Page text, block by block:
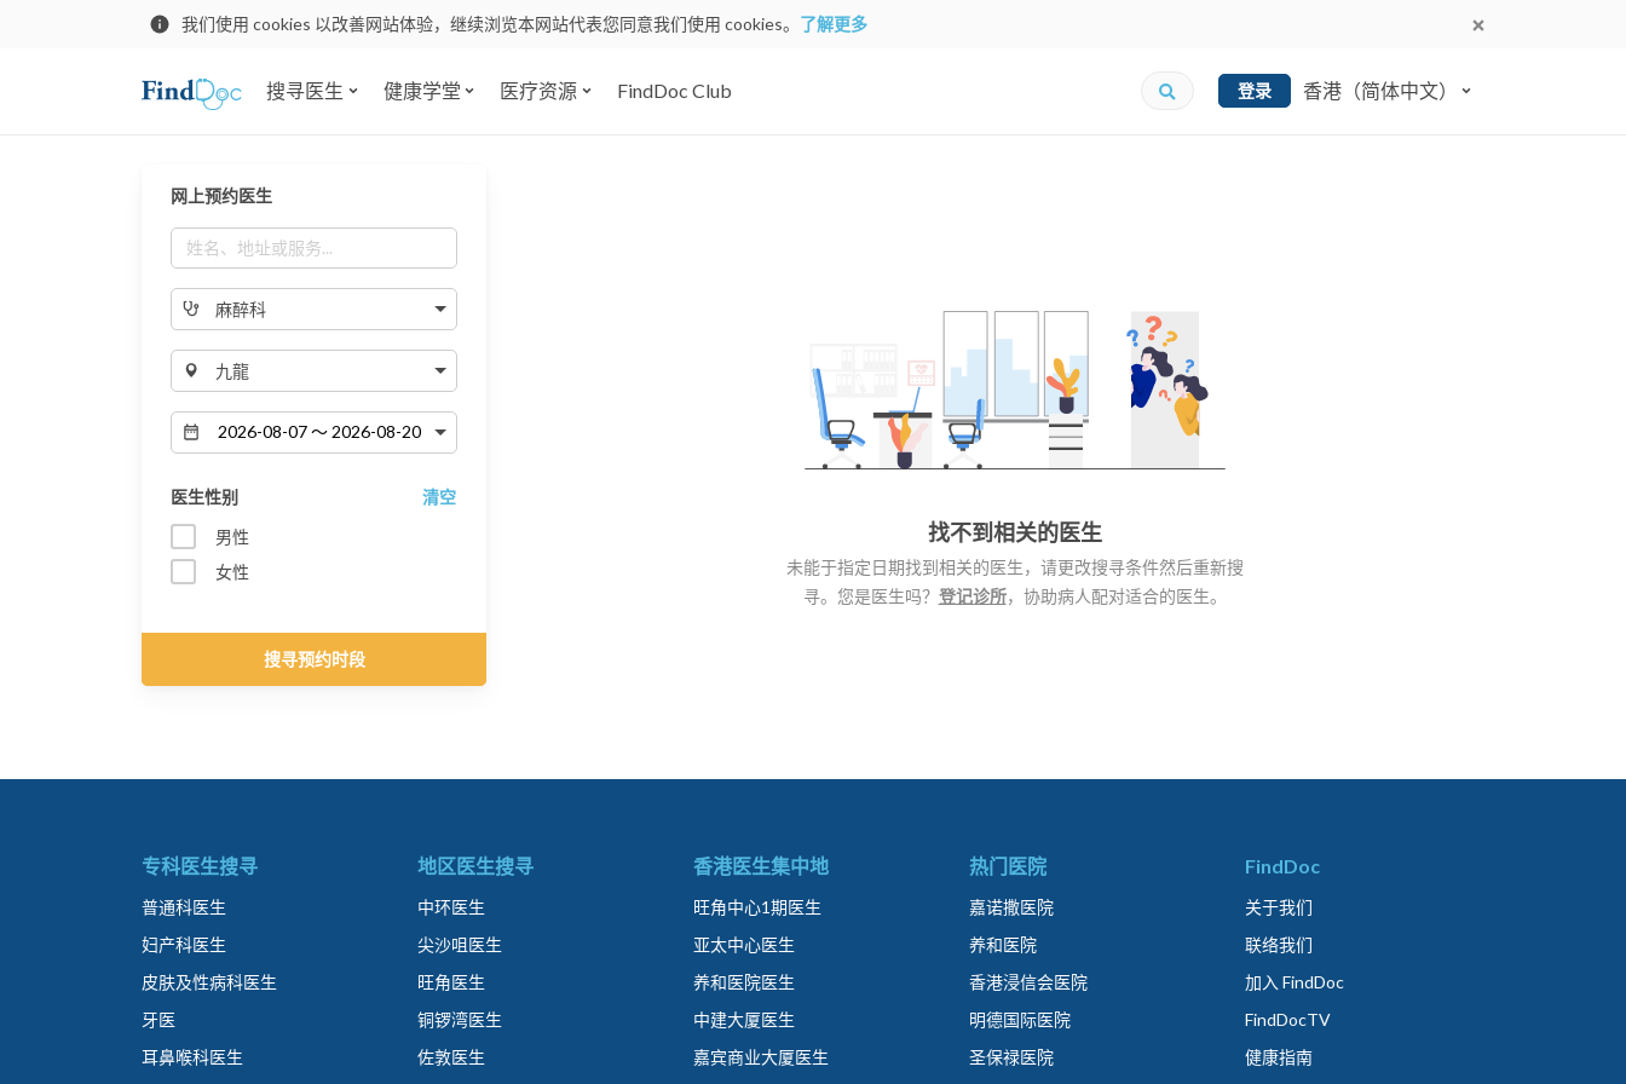
我们使用 cookies 以改善网站体验，继续浏览本网站代表您同意我们使用 cookies。 了解更多
搜寻医生 健康学堂 医疗资源 FindDoc Club 登录 香港（简体中文）
网上预约医生
麻醉科
九龍
医生性别
清空
男性
女性
搜寻预约时段
找不到相关的医生
未能于指定日期找到相关的医生，请更改搜寻条件然后重新搜
寻。您是医生吗？ 登记诊所，协助病人配对适合的医生。
专科医生搜寻
普通科医生
妇产科医生
皮肤及性病科医生
牙医
耳鼻喉科医生
地区医生搜寻
中环医生
尖沙咀医生
旺角医生
铜锣湾医生
佐敦医生
香港医生集中地
旺角中心1期医生
亚太中心医生
养和医院医生
中建大厦医生
嘉宾商业大厦医生
热门医院
嘉诺撒医院
养和医院
香港浸信会医院
明德国际医院
圣保禄医院
FindDoc
关于我们
联络我们
加入 FindDoc
FindDocTV
健康指南